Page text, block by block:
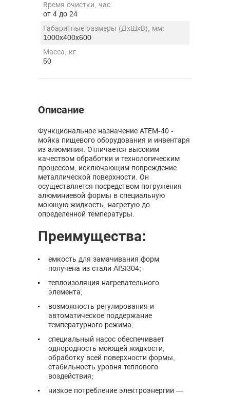
Время очистки, час:
от 4 до 24
Габаритные размеры (ДхШхВ), мм:
1000х400х600
Масса, кг:
50
Описание
Функциональное назначение АТЕМ-40 -
мойка пищевого оборудования и инвентаря
из алюминия. Отличается высоким
качеством обработки и технологическим
процессом, исключающим повреждение
металлической поверхности. Он
осуществляется посредством погружения
алюминиевой формы в специальную
моющую жидкость, нагретую до
определенной температуры.
Преимущества:
емкость для замачивания форм
получена из стали AISI304;
теплоизоляция нагревательного
элемента;
возможность регулирования и
автоматическое поддержание
температурного режима;
специальный насос обеспечивает
однородность моющей жидкости,
обработку всей поверхности формы,
стабильность уровня теплового
воздействия;
низкое потребление электроэнергии —